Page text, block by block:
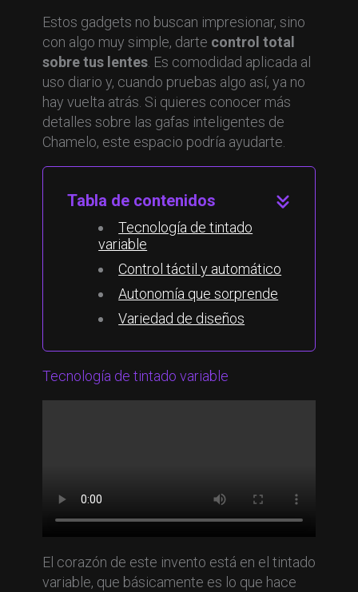
Estos gadgets no buscan impresionar, sino
con algo muy simple, darte control total
sobre tus lentes. Es comodidad aplicada al
uso diario y, cuando pruebas algo así, ya no
hay vuelta atrás. Si quieres conocer más
detalles sobre las gafas inteligentes de
Chamelo, este espacio podría ayudarte.
Tabla de contenidos
Tecnología de tintado
variable
Control táctil y automático
Autonomía que sorprende
Variedad de diseños
Tecnología de tintado variable
El corazón de este invento está en el tintado
variable, que básicamente es lo que hace